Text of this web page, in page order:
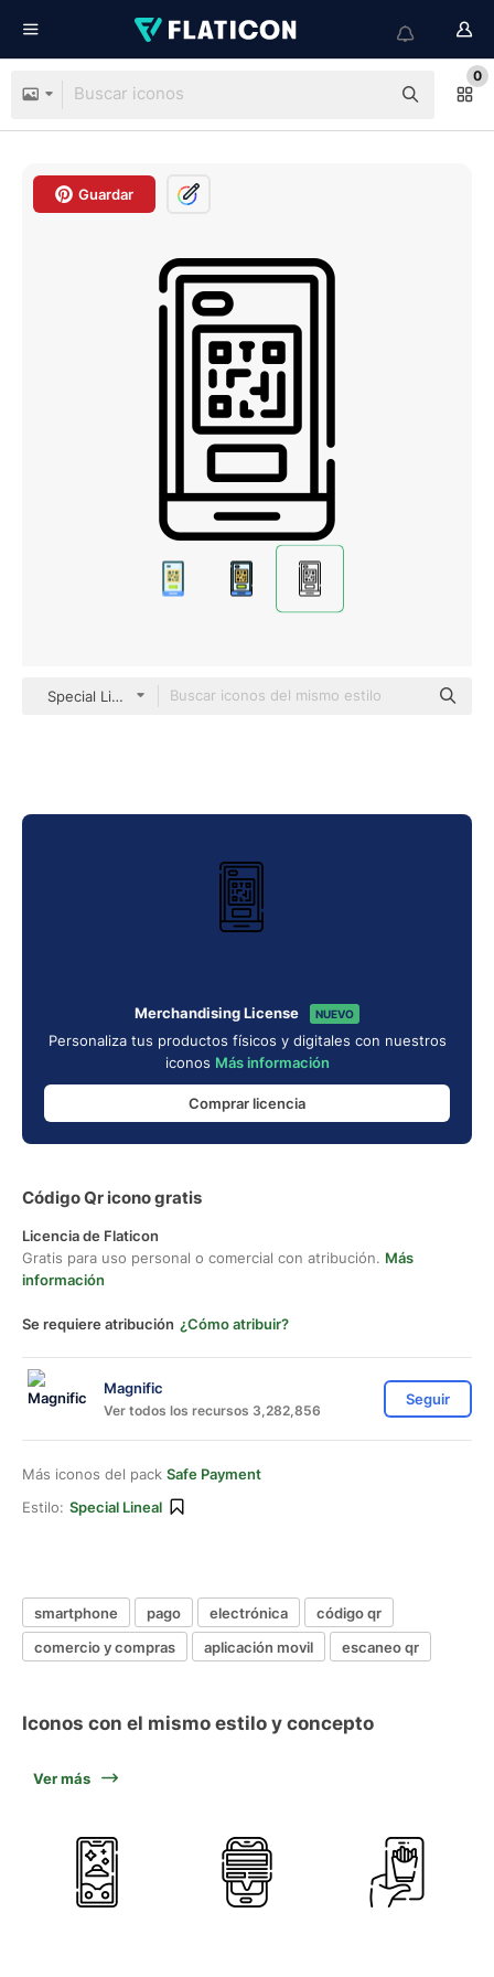
0
Guardar
Special Lineal
Merchandising License NUEVO
Personaliza tus productos físicos y digitales con nuestros
iconos Más información
Comprar licencia
Código Qr icono gratis
Licencia de Flaticon
Gratis para uso personal o comercial con atribución. Más
información
Se requiere atribución ¿Cómo atribuir?
Magnific
Ver todos los recursos 3,282,856
Seguir
Más iconos del pack Safe Payment
Estilo: Special Lineal
smartphone pago electrónica
código qr
comercio y compras
aplicación movil escaneo qr
Iconos con el mismo estilo y concepto
Ver más